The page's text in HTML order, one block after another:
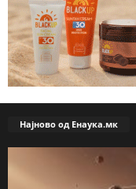
Најново од Енаука.мк